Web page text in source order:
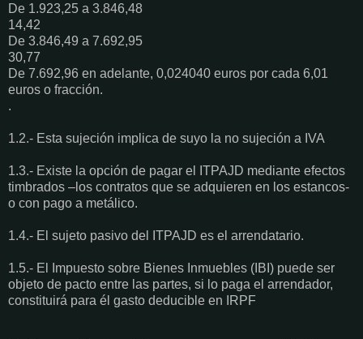
De 1.923,25 a 3.846,48
14,42
De 3.846,49 a 7.692,95
30,77
De 7.692,96 en adelante, 0,024040 euros por cada 6,01
euros o fracción.
.
1.2.- Esta sujeción implica de suyo la no sujeción a IVA
1.3.- Existe la opción de pagar el ITPAJD mediante efectos
timbrados –los contratos que se adquieren en los estancos-
o con pago a metálico.
1.4.- El sujeto pasivo del ITPAJD es el arrendatario.
1.5.- El Impuesto sobre Bienes Inmuebles (IBI) puede ser
objeto de pacto entre las partes, si lo paga el arrendador,
constituirá para él gasto deducible en IRPF